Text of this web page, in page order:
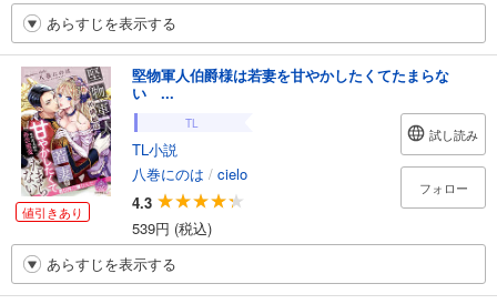
あらすじを表示する
値引きあり
堅物軍人伯爵様は若妻を甘やかしたくてたまらな
い ...
TL
TL小説
八巻にのは / cielo
4.3
539円 (税込)
試し読み
フォロー
あらすじを表示する